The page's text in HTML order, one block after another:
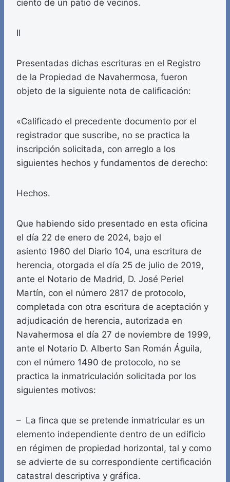
ciento de un patio de vecinos.
II
Presentadas dichas escrituras en el Registro
de la Propiedad de Navahermosa, fueron
objeto de la siguiente nota de calificación:
«Calificado el precedente documento por el
registrador que suscribe, no se practica la
inscripción solicitada, con arreglo a los
siguientes hechos y fundamentos de derecho:
Hechos.
Que habiendo sido presentado en esta oficina
el día 22 de enero de 2024, bajo el
asiento 1960 del Diario 104, una escritura de
herencia, otorgada el día 25 de julio de 2019,
ante el Notario de Madrid, D. José Periel
Martín, con el número 2817 de protocolo,
completada con otra escritura de aceptación y
adjudicación de herencia, autorizada en
Navahermosa el día 27 de noviembre de 1999,
ante el Notario D. Alberto San Román Águila,
con el número 1490 de protocolo, no se
practica la inmatriculación solicitada por los
siguientes motivos:
– La finca que se pretende inmatricular es un
elemento independiente dentro de un edificio
en régimen de propiedad horizontal, tal y como
se advierte de su correspondiente certificación
catastral descriptiva y gráfica.